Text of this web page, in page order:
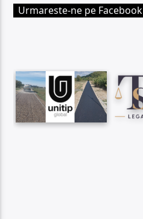
Urmareste-ne pe Facebook